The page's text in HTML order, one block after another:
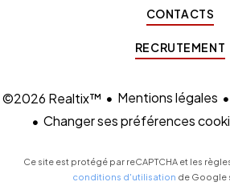
CONTACTS
RECRUTEMENT
©2026 Realtix™ Mentions légales
Changer ses préférences
Ce site est protégé par reCAPTCHA et les
conditions d'utilisation de Google